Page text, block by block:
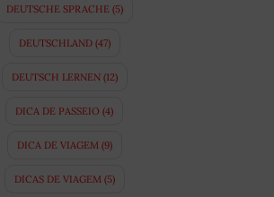
DEUTSCHE SPRACHE(5)
DEUTSCHLAND(47)
DEUTSCH LERNEN(12)
DICA DE PASSEIO (4)
DICA DE VIAGEM(9)
DICAS DE VIAGEM(5)